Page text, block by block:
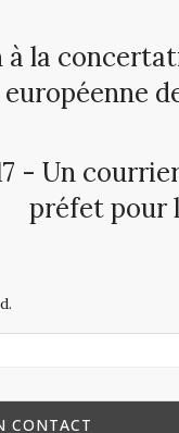
la
- Un
préfet pour
CONTACT